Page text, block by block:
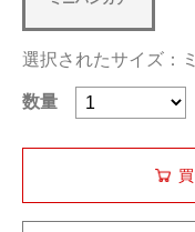
選択されたサイズ：
数量